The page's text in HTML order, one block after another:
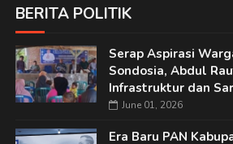
BERITA POLITIK
Serap Aspirasi
Sondosia, Abdul
Infrastruktur dan
June 01, 2026
Era Baru PAN